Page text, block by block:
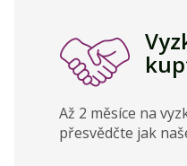
Až 2 měsíce na
přesvědčte jak